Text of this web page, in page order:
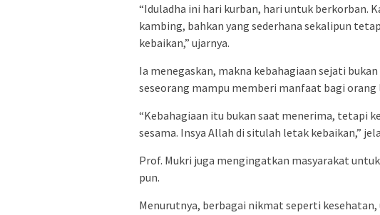
“Iduladha ini hari kurban, hari untuk berkorban.
kambing, bahkan yang sederhana sekalipun
kebaikan,” ujarnya.
Ia menegaskan, makna kebahagiaan sejati
seseorang mampu memberi manfaat bagi orang
“Kebahagiaan itu bukan saat menerima, tetapi
sesama. Insya Allah di situlah letak kebaikan,”
Prof. Mukri juga mengingatkan masyarakat
pun.
Menurutnya, berbagai nikmat seperti